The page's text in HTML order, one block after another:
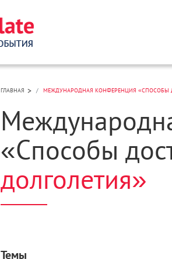
ГЛАВНАЯ > МЕЖДУНАРОДНАЯ КОНФЕРЕНЦИЯ «СПОСОБЫ
«Способы
долголетия»
Темы